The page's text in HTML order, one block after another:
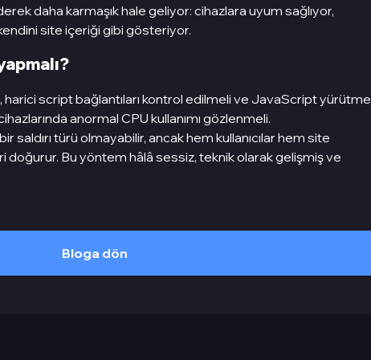
daha karmaşık hale geliyor: cihazlara uyum sağlıyor,
site içeriği gibi gösteriyor.
script bağlantıları kontrol edilmeli ve JavaScript yürütme
anormal CPU kullanımı gözlenmeli.
saldırı türü olmayabilir, ancak hem kullanıcılar hem site
doğurur. Bu yöntem hâlâ sessiz, teknik olarak gelişmiş ve
Bloga dön